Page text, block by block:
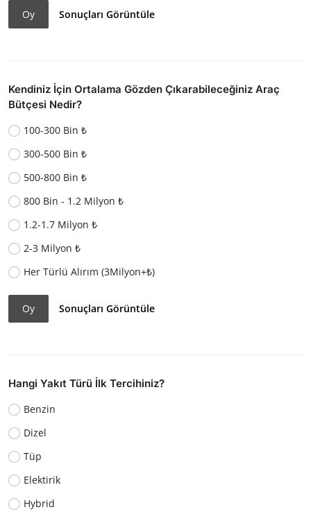
Oy Sonuçları Görüntüle
Kendiniz İçin Ortalama Gözden Çıkarabileceğiniz Araç
Bütçesi Nedir?
100-300 Bin ₺
300-500 Bin ₺
500-800 Bin ₺
800 Bin - 1.2 Milyon ₺
1.2-1.7 Milyon ₺
2-3 Milyon ₺
Her Türlü Alırım (3Milyon+₺)
Oy Sonuçları Görüntüle
Hangi Yakıt Türü İlk Tercihiniz?
Benzin
Dizel
Tüp
Elektirik
Hybrid